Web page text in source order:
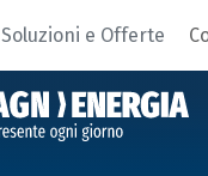
Soluzioni e Offerte